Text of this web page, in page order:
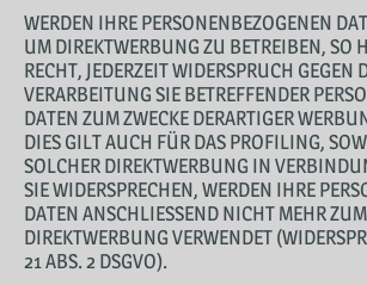
WERDEN IHRE PERSONENBEZOGENEN
UM DIREKTWERBUNG ZU BETREIBEN, SO
RECHT, JEDERZEIT WIDERSPRUCH GEGEN
VERARBEITUNG SIE BETREFFENDER
DATEN ZUM ZWECKE DERARTIGER
DIES GILT AUCH FÜR DAS PROFILING,
SOLCHER DIREKTWERBUNG IN
SIE WIDERSPRECHEN, WERDEN IHRE
DATEN ANSCHLIESSEND NICHT MEHR
DIREKTWERBUNG VERWENDET
21 ABS. 2 DSGVO).